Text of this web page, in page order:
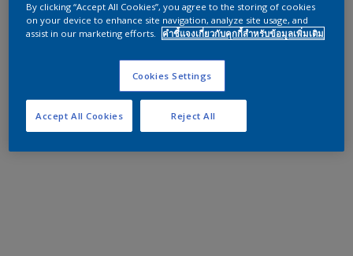
By clicking “Accept All Cookies”, you agree to the storing of cookies
on your device to enhance site navigation, analyze site usage, and
assist in our marketing efforts.
คำชี้แจงเกี่ยวกับคุกกี้สำหรับข้อมูลเพิ่มเติม
Cookies Settings
Reject All
Accept All Cookies